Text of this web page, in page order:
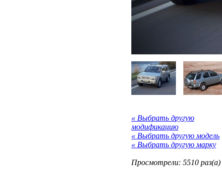
« Выбрать другую
модификацию
« Выбрать другую модель
« Выбрать другую марку
Просмотрели: 5510 раз(а)